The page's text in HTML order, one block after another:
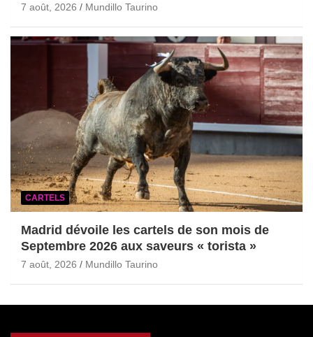
7 août, 2026 Mundillo Taurino
CARTELS
Madrid dévoile les cartels de son mois de
Septembre 2026 aux saveurs « torista »
7 août, 2026 Mundillo Taurino